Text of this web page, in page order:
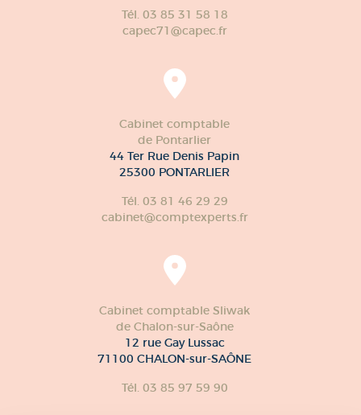
Tél. 03 85 31 58 18
capec71@capec.fr
Cabinet comptable
de Pontarlier
44 Ter Rue Denis Papin
25300 PONTARLIER
Tél. 03 81 46 29 29
cabinet@comptexperts.fr
Cabinet comptable Sliwak
de Chalon-sur-Saône
12 rue Gay Lussac
71100 CHALON-sur-SAÔNE
Tél. 03 85 97 59 90